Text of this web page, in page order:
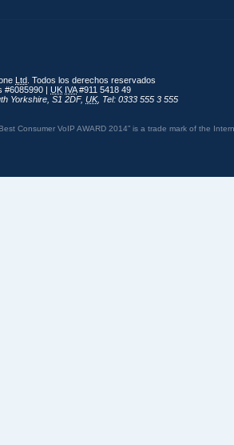
Ltd . Todos los derechos reservados
#6085990 | UK IVA#911 5418 49
Yorkshire S1 2DF, UK, Tel: 0333 555 3 555
Consumer VoIP AWARD 2014” is a trade mark of the